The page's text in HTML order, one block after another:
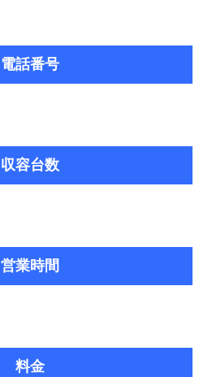
電話番号
収容台数
営業時間
料金